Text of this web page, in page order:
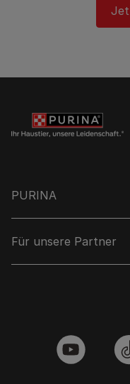
PURINA
Für unsere Partner
youtube